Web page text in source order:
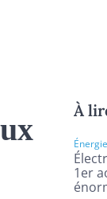
À
Énergie
1er